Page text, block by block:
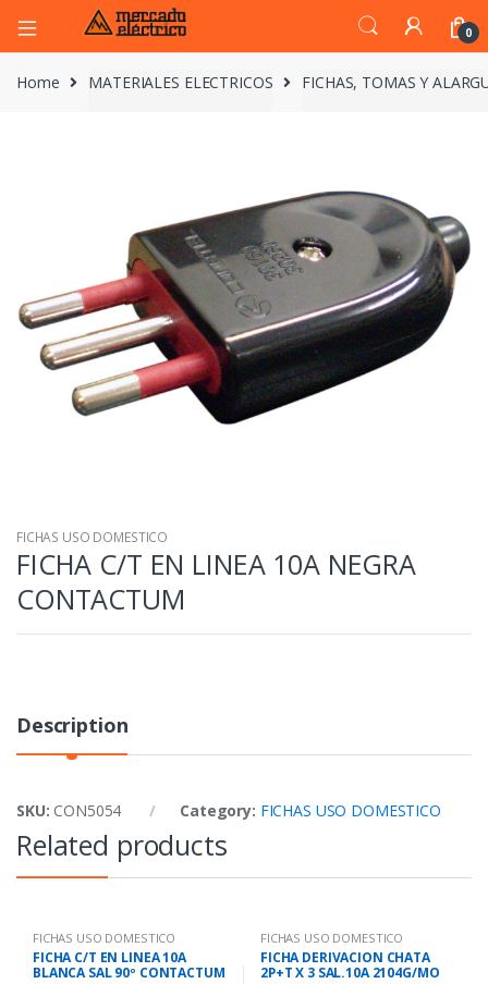
0
Home MATERIALES ELECTRICOS FICHAS, TOMAS Y
FICHAS USO DOMESTICO
FICHA C/T EN LINEA 10A NEGRA
CONTACTUM
Description
SKU: CON5054 Category: FICHAS USO DOMESTICO
Related products
FICHAS USO DOMESTICO
FICHA C/T EN LINEA 10A
BLANCA SAL 90º CONTACTUM
FICHAS USO DOMESTICO
FICHA DERIVACION CHATA
2P+T X 3 SAL.10A 2104G/MO